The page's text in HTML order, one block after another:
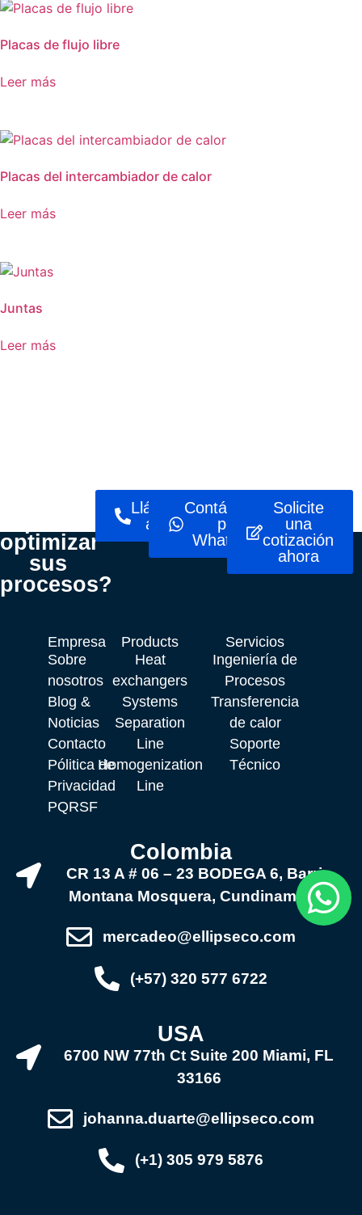
Placas de flujo libre
Leer más
Placas del intercambiador de calor
Leer más
Juntas
Leer más
optimizar
sus
procesos?
Llámenos
ahora
Contáctenos
por
WhatsApp
Solicite
una
cotización
ahora
Empresa
Sobre
nosotros
Blog &
Noticias
Contacto
Pólitica de
Privacidad
PQRSF
Products
Heat
exchangers
Systems
Separation
Line
Homogenization
Line
Servicios
Ingeniería de
Procesos
Transferencia
de calor
Soporte
Técnico
Colombia
CR 13 A # 06 – 23 BODEGA 6, Barrio
Montana Mosquera, Cundinamarca
mercadeo@ellipseco.com
(+57) 320 577 6722
USA
6700 NW 77th Ct Suite 200 Miami, FL
33166
johanna.duarte@ellipseco.com
(+1) 305 979 5876